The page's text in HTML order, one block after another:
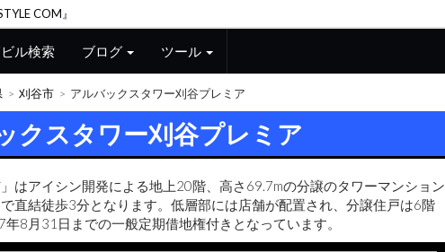
COM』
ル検索 ブログ ツール
刈谷市 アルバックスタワー刈谷プレミア
クスタワー刈谷プレミア
」はアイシン開発による地上20階、高さ69.7mの分譲のタワーマンション
直結徒歩3分となります。低層部には店舗が配置され、分譲住戸は6階
8月31日までの一般定期借地権付きとなっています。